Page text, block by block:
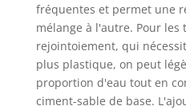
fréquentes et permet une
mélange à l'autre. Pour les
rejointoiement, qui
plus plastique, on peut
proportion d'eau tout en
ciment-sable de base.